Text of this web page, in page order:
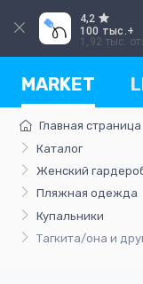
4,2
100 тыс.+
1,92 тыс.
MARKET
Главная страница
Каталог
Женский
Пляжная одежда
Купальники
Тагкита/она и